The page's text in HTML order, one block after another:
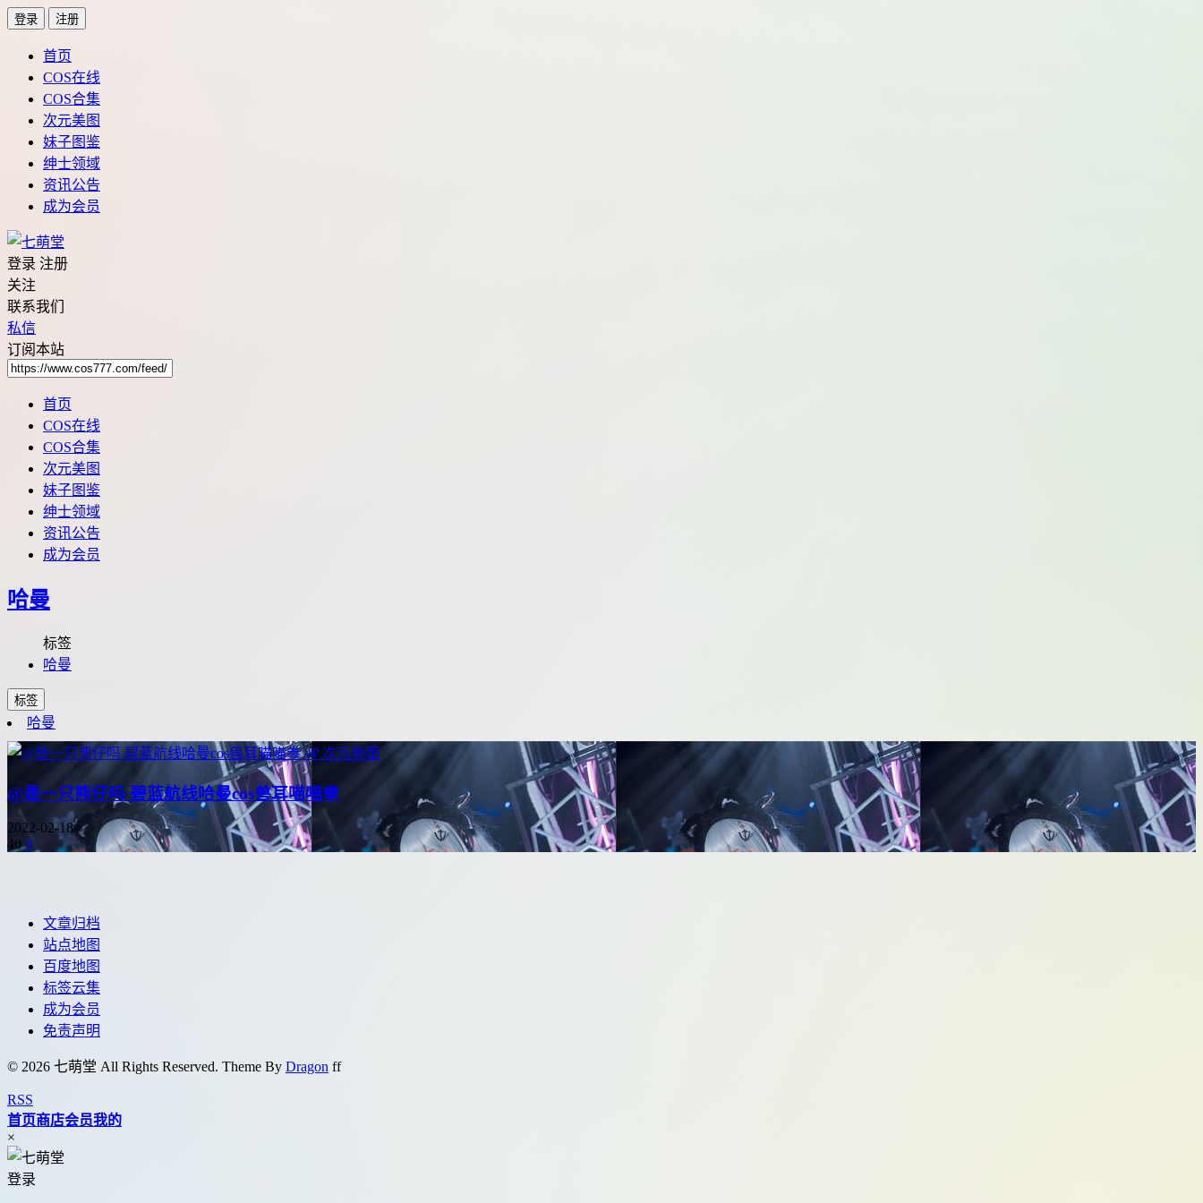
登录 注册
首页
COS在线
COS合集
次元美图
妹子图鉴
绅士领域
资讯公告
成为会员
登录 注册
关注
联系我们
私信
订阅本站
首页
COS在线
COS合集
次元美图
妹子图鉴
绅士领域
资讯公告
成为会员
哈曼
标签
哈曼
标签
哈曼
4P 次元美图
@是一只熊仔吗 碧蓝航线哈曼cos兽耳喵喵拳
2022-02-18
40 0
文章归档
站点地图
百度地图
标签云集
成为会员
免责声明
© 2026 七萌堂 All Rights Reserved. Theme By Dragon ff
RSS
首页商店会员我的
×
登录